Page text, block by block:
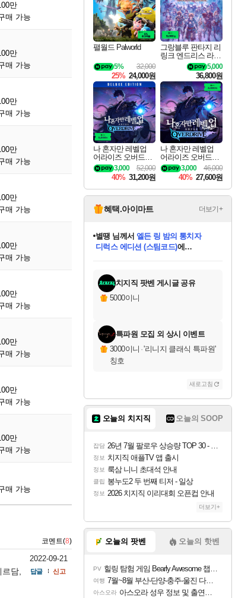
만
매 가능
만
매 가능
만
매 가능
만
매 가능
만
매 가능
만
매 가능
만
매 가능
만
매 가능
만
매 가능
만
매 가능
매 가능
코멘트(8)
담,
2022-09-21
답글 신고
팰월드 Palworld
32,000
5%
25% 24,000원
그랑블루 판타지 리
링크 엔드리스 라그
나로크 업그레이드
킷 Granblue Fantasy
Relink Endless Ragn
arok Upgrade Kit DL
C
5,000
36,800원
나 혼자만 레벨업
어라이즈 오버드라
이브 디럭스 에디션
Solo Leveling Arise
Overdrive Deluxe Edi
tion
52,000
3,000
40% 31,200원
나 혼자만 레벨업
어라이즈 오버드라
이브 Solo Leveling A
rise
46,000
3,000
40% 27,600원
혜택.아이마트 더보기+
교환.
별땡님께서엘든 링 밤의 통치자
당첨되셨습니다.
니코 님께서 (본편포함) 데이브 더
다이버 인 더 정글 번들 (스팀코드)
당첨되셨습니다.
당첨되셨습니다.
당첨되셨습니다.
당첨되셨습니다.
당첨되셨습니다.
에디션 (스팀코드)를 교환.
당첨되셨습니다.
치지직 팟벤 게시글 공유
5000이니
특파원 모집 외 상시 이벤트
3000이니 ·'리니지 클래식 특파원'
칭호
새로고침
오늘의 치지직 오늘의 SOOP
잡담 26년 7월 팔로우 상승량 TOP 30 - 월간 치지직
정보 치지직 애플TV 앱 출시
정보 룩삼 니니 초대석 안내
클립 봉누도2 두 번째 티저 - 일상
정보 2026 치지직 이리대회 오픈컵 안내
더보기+
오늘의 팟벤 오늘의 핫벤
PV 힐링 탐험 게임 Bearly Awesome 챕터 1 트레일러
여행 7월~8월 부산-단양-충주-울진 다녀왔어요~
아스오라 아스오라 성우 정보 및 출연작 모음